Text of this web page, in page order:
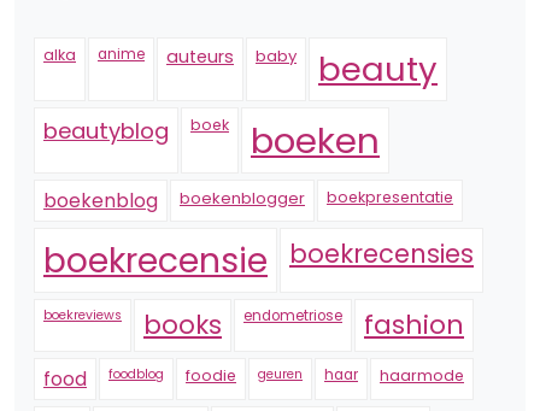
alka anime auteurs baby beauty
beautyblog boek boeken
boekenblog boekenblogger boekpresentatie
boekrecensie boekrecensies
boekreviews books endometriose fashion
food foodblog foodie geuren haar haarmode